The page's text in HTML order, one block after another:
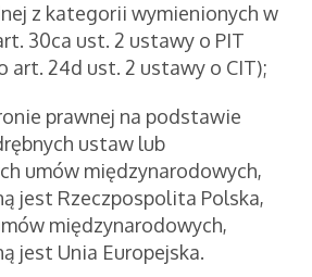
z kategorii wymienionych w
30ca ust. 2 ustawy o PIT
art. 24d ust. 2 ustawy o CIT);
prawnej na podstawie
ustaw lub
umów międzynarodowych,
jest Rzeczpospolita Polska,
międzynarodowych,
jest Unia Europejska.